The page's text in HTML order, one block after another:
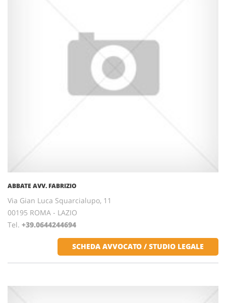
ABBATE AVV. FABRIZIO
Via Gian Luca Squarcialupo, 11
00195 ROMA - LAZIO
Tel. +39.0644244694
SCHEDA AVVOCATO / STUDIO LEGALE